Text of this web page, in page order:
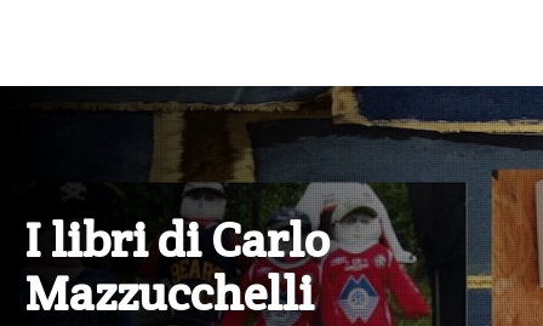
I libri di Carlo
Mazzucchelli